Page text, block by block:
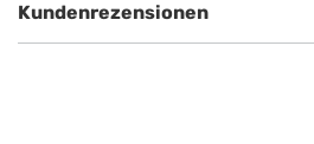
Kundenrezensionen